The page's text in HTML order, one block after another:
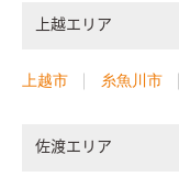
上越エリア
上越市 糸魚川市
佐渡エリア